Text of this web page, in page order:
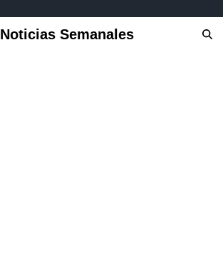
Noticias Semanales